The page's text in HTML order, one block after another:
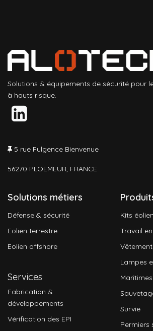
Solutions & équipements de sécurité pour
à hauts risque.
5 rue Fulgence Bienvenue
56270 PLOEMEUR, FRANCE
Solutions métiers
Défense & sécurité
Eolien terrestre
Eolien offshore
Services
Fabrication &
développements
Vérification des EPI
Kits
Travail
Lampes
Survie
Permiers